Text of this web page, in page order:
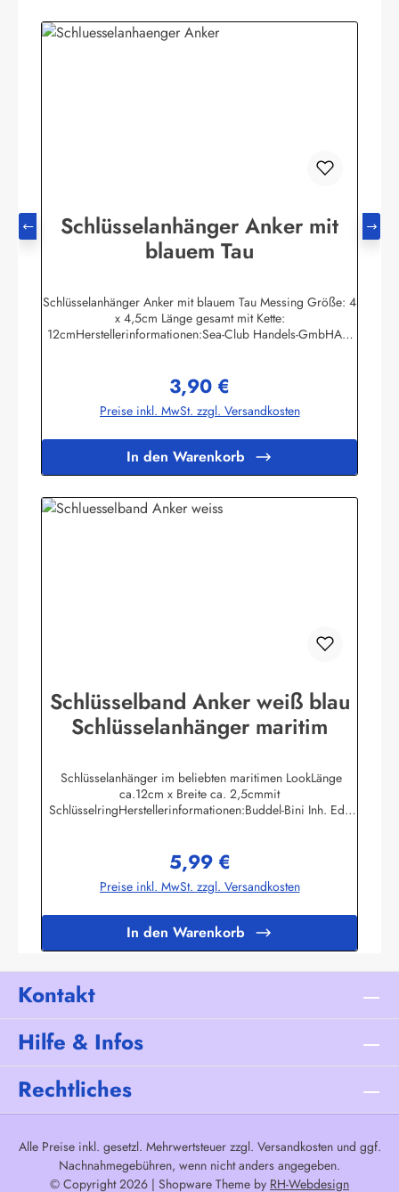
Schlüsselanhänger Anker mit
blauem Tau
Schlüsselanhänger Anker mit blauem Tau Messing Größe: 4
x 4,5cm Länge gesamt mit Kette:
12cmHerstellerinformationen:Sea-Club Handels-GmbHAm
Regulärer Preis:
3,90 €
Preise inkl. MwSt. zzgl. Versandkosten
In den Warenkorb
Schlüsselband Anker weiß blau
Schlüsselanhänger maritim
Schlüsselanhänger im beliebten maritimen LookLänge
ca.12cm x Breite ca. 2,5cmmit
SchlüsselringHerstellerinformationen:Buddel-Bini Inh. Eda
Regulärer Preis:
5,99 €
Preise inkl. MwSt. zzgl. Versandkosten
In den Warenkorb
Kontakt
Hilfe & Infos
Rechtliches
Alle Preise inkl. gesetzl. Mehrwertsteuer zzgl. Versandkostenund ggf.
Nachnahmegebühren, wenn nicht anders angegeben.
© Copyright 2026 | Shopware Theme by RH-Webdesign